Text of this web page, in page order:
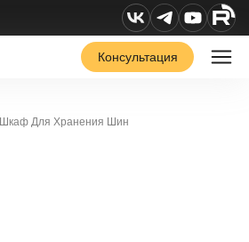
Консультация
Шкаф Для Хранения Шин